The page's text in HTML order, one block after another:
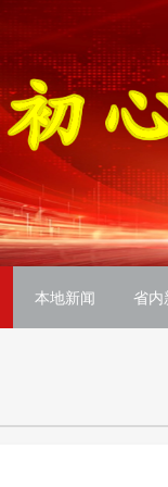
本地新闻 省内